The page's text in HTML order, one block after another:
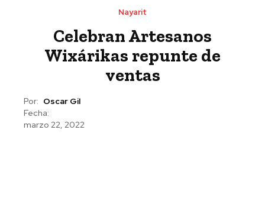
Nayarit
Celebran Artesanos
Wixárikas repunte de
ventas
Por: Oscar Gil
Fecha:
marzo 22, 2022